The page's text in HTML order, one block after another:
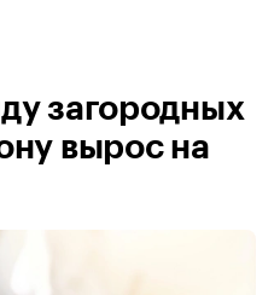
загородных
вырос на